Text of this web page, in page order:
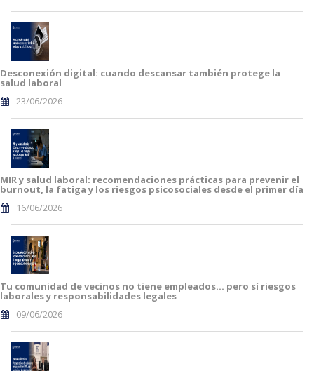
Desconexión digital: cuando descansar también protege la
salud laboral
23/06/2026
MIR y salud laboral: recomendaciones prácticas para prevenir el
burnout, la fatiga y los riesgos psicosociales desde el primer día
16/06/2026
Tu comunidad de vecinos no tiene empleados… pero sí riesgos
laborales y responsabilidades legales
09/06/2026